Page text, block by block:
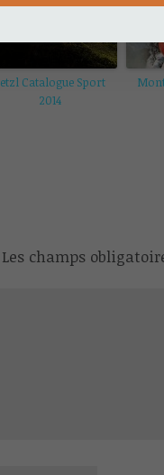
Catalogue Sport
2014
Les champs